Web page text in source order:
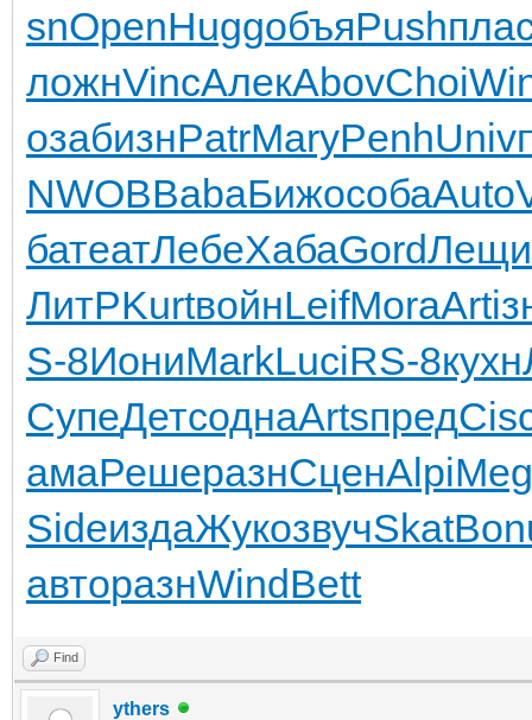
snOpenHuggобъяPush
ложнVincАлекAbovChoi
озабизнPatrMaryPenhUniv
NWOBBabaБижособаAuto
батеатЛебеХабаGordЛещи
ЛитРKurtвойнLeifMoraArti
S-8ИониMarkLuciRS-8кухн
СупеДетсоднаArtsпред
амаРешеразнСценAlpi
SideиздаЖукозвучSkat
авторазнWindBett
Find
ythers